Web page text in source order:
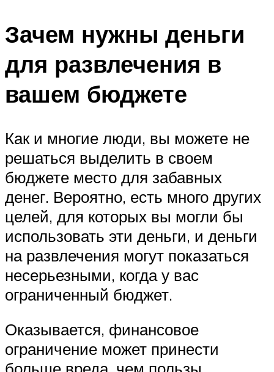
Зачем нужны деньги
для развлечения в
вашем бюджете
Как и многие люди, вы можете не
решаться выделить в своем
бюджете место для забавных
денег. Вероятно, есть много других
целей, для которых вы могли бы
использовать эти деньги, и деньги
на развлечения могут показаться
несерьезными, когда у вас
ограниченный бюджет.
Оказывается, финансовое
ограничение может принести